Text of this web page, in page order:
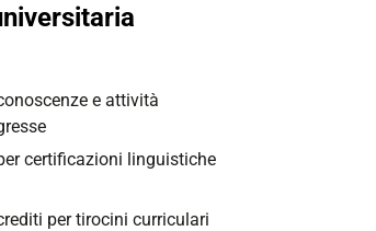
e attività
certificazioni linguistiche
per tirocini curriculari